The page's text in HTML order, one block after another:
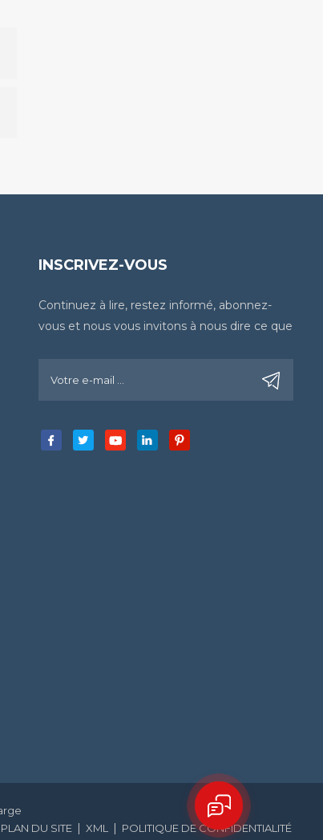
INSCRIVEZ-VOUS
Continuez à lire, restez informé, abonnez-
vous et nous vous invitons à nous dire ce que
PLAN DU SITE
XML POLITIQUE DE CONFIDENTIALITÉ